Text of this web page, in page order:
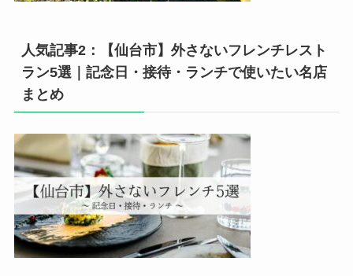
人気記事2：【仙台市】外さないフレンチレスト
ラン5選｜記念日・接待・ランチで使いたい名店
まとめ